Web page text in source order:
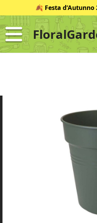
al
contenuto
ID
🍂 Festa d’Autunno